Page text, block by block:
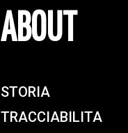
ABOUT
STORIA
TRACCIABILITA